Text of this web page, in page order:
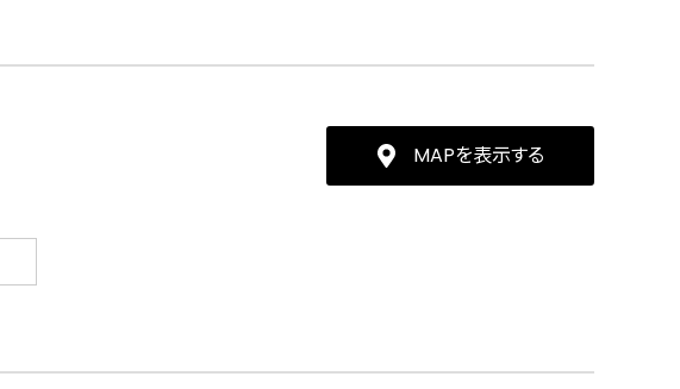
MAPを表示する